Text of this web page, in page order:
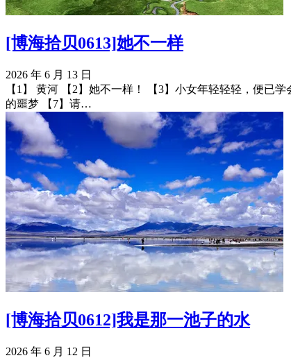
[博海拾贝0613]她不一样
2026 年 6 月 13 日
【1】 黄河 【2】她不一样！ 【3】小女年轻轻轻，便已
的噩梦 【7】请…
[博海拾贝0612]我是那一池子的水
2026 年 6 月 12 日